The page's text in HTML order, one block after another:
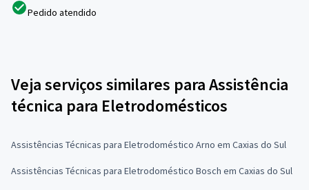
Pedido atendido
Veja serviços similares para Assistência
técnica para Eletrodomésticos
Assistências Técnicas para Eletrodoméstico Arno em Caxias do Sul
Assistências Técnicas para Eletrodoméstico Bosch em Caxias do Sul